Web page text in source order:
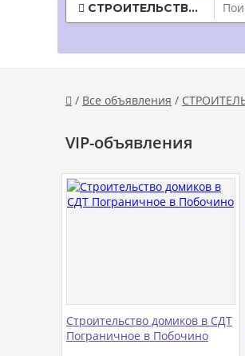
 СТРОИТЕЛЬСТВО И РЕМОНТ
 / Все объявления /
VIP-объявления
Строительство домиков в СДТ
Пограничное в Побочино